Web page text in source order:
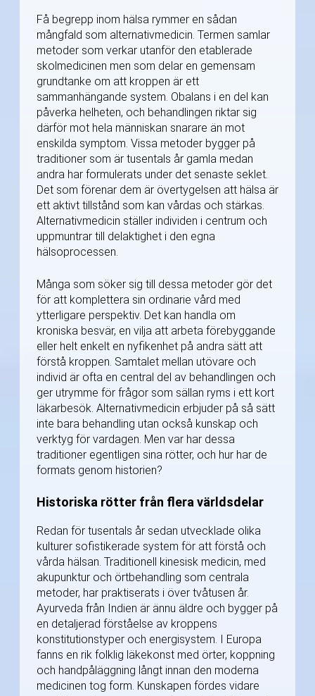
Få begrepp inom hälsa rymmer en sådan
mångfald som alternativmedicin. Termen samlar
metoder som verkar utanför den etablerade
skolmedicinen men som delar en gemensam
grundtanke om att kroppen är ett
sammanhängande system. Obalans i en del kan
påverka helheten, och behandlingen riktar sig
därför mot hela människan snarare än mot
enskilda symptom. Vissa metoder bygger på
traditioner som är tusentals år gamla medan
andra har formulerats under det senaste seklet.
Det som förenar dem är övertygelsen att hälsa är
ett aktivt tillstånd som kan vårdas och stärkas.
Alternativmedicin ställer individen i centrum och
uppmuntrar till delaktighet i den egna
hälsoprocessen.
Många som söker sig till dessa metoder gör det
för att komplettera sin ordinarie vård med
ytterligare perspektiv. Det kan handla om
kroniska besvär, en vilja att arbeta förebyggande
eller helt enkelt en nyfikenhet på andra sätt att
förstå kroppen. Samtalet mellan utövare och
individ är ofta en central del av behandlingen och
ger utrymme för frågor som sällan ryms i ett kort
läkarbesök. Alternativmedicin erbjuder på så sätt
inte bara behandling utan också kunskap och
verktyg för vardagen. Men var har dessa
traditioner egentligen sina rötter, och hur har de
formats genom historien?
Historiska rötter från flera världsdelar
Redan för tusentals år sedan utvecklade olika
kulturer sofistikerade system för att förstå och
vårda hälsan. Traditionell kinesisk medicin, med
akupunktur och örtbehandling som centrala
metoder, har praktiserats i över tvåtusen år.
Ayurveda från Indien är ännu äldre och bygger på
en detaljerad förståelse av kroppens
konstitutionstyper och energisystem. I Europa
fanns en rik folklig läkekonst med örter, koppning
och handpåläggning långt innan den moderna
medicinen tog form. Kunskapen fördes vidare